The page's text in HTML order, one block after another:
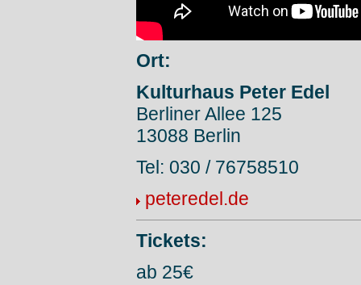
Ort:
Kulturhaus Peter Edel
Berliner Allee 125
13088 Berlin
Tel: 030 / 76758510
peteredel.de
Tickets:
ab 25€